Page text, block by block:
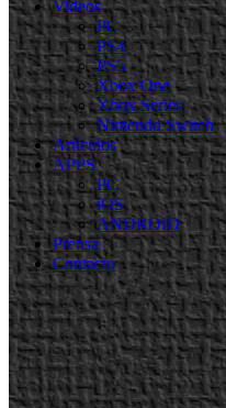
Videos
PC
PS4
PS5
Xbox One
Xbox Series
Nintendo Switch
Artículos
APPS
PC
iOS
ANDROID
Prensa
Contacto